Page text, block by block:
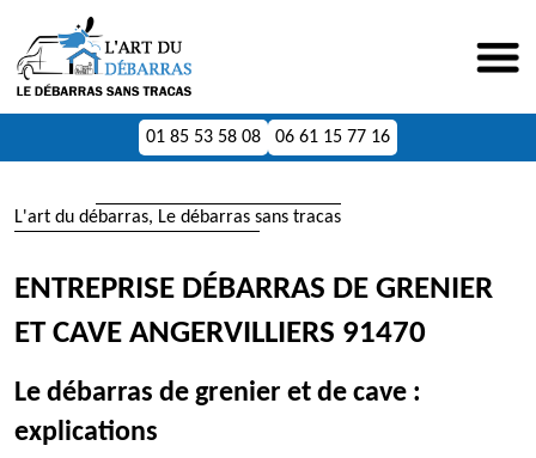
01 85 53 58 08 06 61 15 77 16
L'art du débarras, Le débarras sans tracas
ENTREPRISE DÉBARRAS DE GRENIER
ET CAVE ANGERVILLIERS 91470
Le débarras de grenier et de cave :
explications